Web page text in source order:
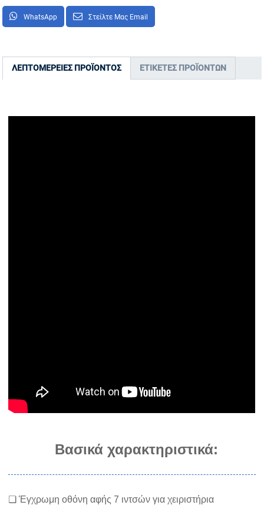
WhatsApp Στείλτε Μας Email
ΛΕΠΤΟΜΈΡΕΙΕΣ ΠΡΟΪΌΝΤΟΣ ΕΤΙΚΈΤΕΣ ΠΡΟΪΌΝΤΩΝ
Βασικά χαρακτηριστικά:
❏ Έγχρωμη οθόνη αφής 7 ιντσών για χειριστήρια